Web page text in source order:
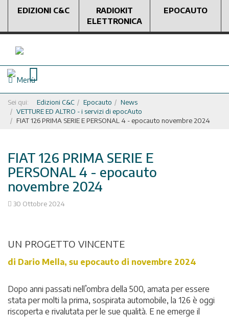
EDIZIONI C&C
RADIOKIT
ELETTRONICA
EPOCAUTO
Menù
Sei qui: Edizioni C&C Epocauto
News
VETTURE ED ALTRO - i servizi di epocAuto
FIAT 126 PRIMA SERIE E PERSONAL 4 - epocauto novembre 2024
FIAT 126 PRIMA SERIE E
PERSONAL 4 - epocauto
novembre 2024
30 Ottobre 2024
UN PROGETTO VINCENTE
di Dario Mella, su epocauto di novembre 2024
Dopo anni passati nell’ombra della 500, amata per essere
stata per molti la prima, sospirata automobile, la 126 è oggi
riscoperta e rivalutata per le sue qualità. E ne emerge il